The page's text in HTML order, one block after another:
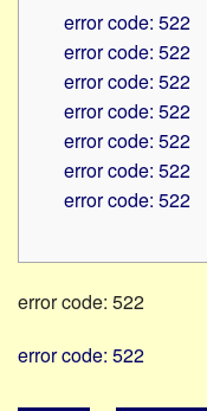
PC
Verbände
error code: 522
error code: 522
error code: 522
error code: 522
error code: 522
error code: 522
error code: 522
error code: 522
error code: 522